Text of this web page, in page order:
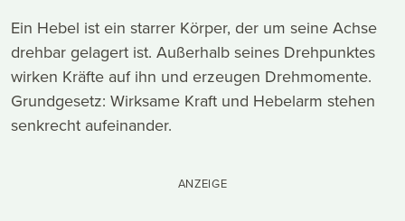
Ein Hebel ist ein starrer Körper, der um seine Achse
drehbar gelagert ist. Außerhalb seines Drehpunktes
wirken Kräfte auf ihn und erzeugen Drehmomente.
Grundgesetz: Wirksame Kraft und Hebelarm stehen
senkrecht aufeinander.
ANZEIGE